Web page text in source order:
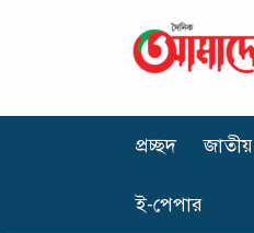
প্রচ্ছদ জাতীয়
ই-পেপার